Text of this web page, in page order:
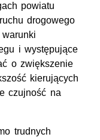
powiatu
drogowego
i występujące
o zwiększenie
kierujących
czujność na
trudnych